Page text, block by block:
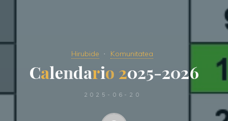
Hirubide Komunitatea
Calendario 2025-2026
2025-06-20